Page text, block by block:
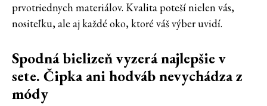
prvotriednych materiálov. Kvalita poteší nielen vás,
nositeľku, ale aj každé oko, ktoré váš výber uvidí.
Spodná bielizeň vyzerá najlepšie v
sete. Čipka ani hodváb nevychádza z
módy